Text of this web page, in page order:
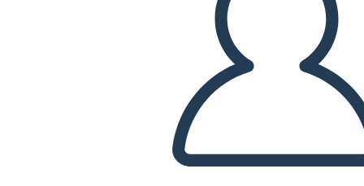
LOE MULLE